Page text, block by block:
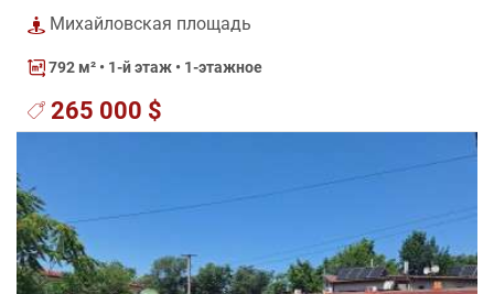
Михайловская площадь
792 м² • 1-й этаж • 1-этажное
265 000 $